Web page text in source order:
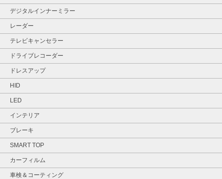
デジタルインナーミラー
レーダー
テレビキャンセラー
ドライブレコーダー
ドレスアップ
HID
LED
インテリア
ブレーキ
SMART TOP
カーフィルム
車検＆コーティング